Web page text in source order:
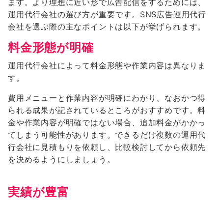
ます。より理想に近い形で広告配信をするためには、
運用代行会社の選び方が重要です。SNS広告運用代行
会社を選ぶ際の主なポイントは以下が挙げられます。
料金形態が明確
運用代行会社によって料金形態や作業内容は異なりま
す。
費用メニューと作業内容が明確にわかり、なおかつ得
られる成果が記されているところがおすすめです。料
金や作業内容が明確ではない場合、追加料金がかかっ
てしまう可能性があります。できるだけ複数の運用代
行会社に見積もりを依頼し、比較検討してから依頼先
を決めるようにしましょう。
実績が豊富